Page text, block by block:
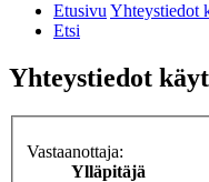
EtusivuYhteystiedot
Etsi
Yhteystiedot
Vastaanottaja:
Ylläpitäjä